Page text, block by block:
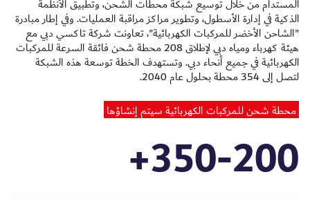
المستدام من خلال توسيع شبكة محطات الشحن، وتطبيق الأنظمة
الذكية في إدارة الأسطول، وتطوير مراكز مراقبة العمليات. وفي إطار مبادرة
"الشاحن الأخضر للمركبات الكهربائية"، تعاونت شركة تاكسي دبي مع
هيئة كهرباء ومياه دبي لإطلاق 208 محطة شحن فائقة السرعة للمركبات
الكهربائية في جميع أنحاء دبي. وتستهدف الخطة توسعة هذه الشبكة
لتصل إلى 354 محطة بحلول عام 2040.
محطة شحن للمركبات الكهربائية سيتم إنشاؤها
200
-
350
+